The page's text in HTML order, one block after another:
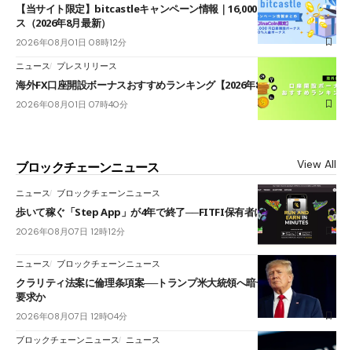
【当サイト限定】bitcastleキャンペーン情報｜16,000円口座開設ボーナ
ス（2026年8月最新）
2026年08月01日 08時12分
ニュース プレスリリース
海外FX口座開設ボーナスおすすめランキング【2026年8月最新】
2026年08月01日 07時40分
ブロックチェーンニュース View All
ニュース ブロックチェーンニュース
歩いて稼ぐ「Step App」が4年で終了──FITFI保有者に対応呼びかけ
2026年08月07日 12時12分
ニュース ブロックチェーンニュース
クラリティ法案に倫理条項案──トランプ米大統領へ暗号資産事業の売却
要求か
2026年08月07日 12時04分
ブロックチェーンニュース ニュース